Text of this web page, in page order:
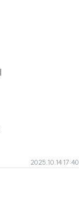
2025.10.14 17:40